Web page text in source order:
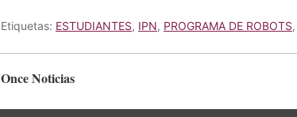
Etiquetas: ESTUDIANTES, IPN, PROGRAMA DE ROBOTS,
Once Noticias